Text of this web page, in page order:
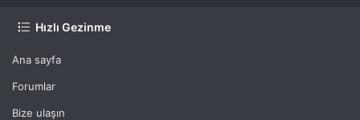
Hızlı Gezinme
Ana sayfa
Forumlar
Bize ulaşın